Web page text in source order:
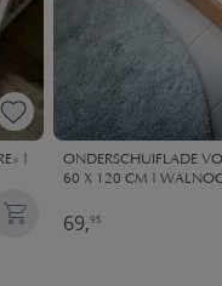
|
ONDERSCHUIFLADE
60 X 120 CM |
69,95